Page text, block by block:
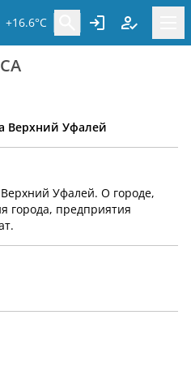
+16.6°C
Верхний Уфалей
Уфалей. О городе,
города, предприятия